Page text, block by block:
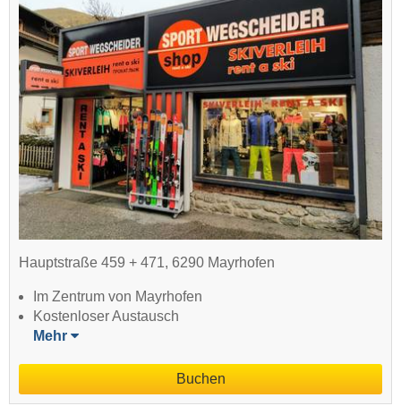
Hauptstraße 459 + 471, 6290 Mayrhofen
Im Zentrum von Mayrhofen
Kostenloser Austausch
Mehr
Buchen